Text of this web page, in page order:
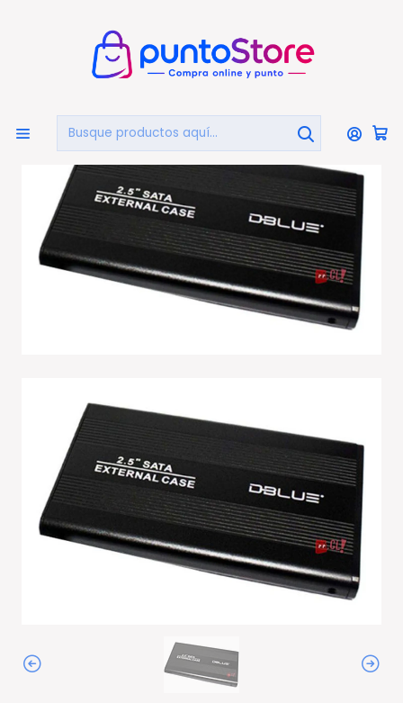
Inicio COMPUTACIÓN ALMACENAMIENTO
Cofres Disco Duro Cofre Disco Duro 2.5 Sata Negro - Ps